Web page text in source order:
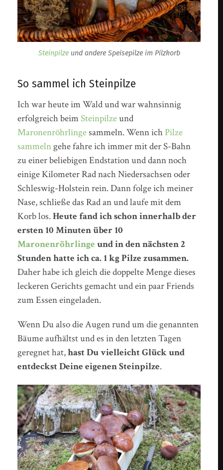
Steinpilzeund andere Speisepilze im Pilzkorb
So sammel ich Steinpilze
Ich war heute im Wald und war wahnsinnig
erfolgreich beim Steinpilzeund
Maronenröhrlingesammeln. Wenn ich Pilze
sammelngehe fahre ich immer mit der S-Bahn
zu einer beliebigen Endstation und dann noch
einige Kilometer Rad nach Niedersachsen oder
Schleswig-Holstein rein. Dann folge ich meiner
Nase, schließe das Rad an und laufe mit dem
Korb los.Heute fand ich schon innerhalb der
ersten 10 Minuten über 10
Maronenröhrlinge und in den nächsten 2
Stunden hatte ich ca. 1 kg Pilze zusammen.
Daher habe ich gleich die doppelte Menge dieses
leckeren Gerichts gemacht und ein paar Friends
zum Essen eingeladen.
Wenn Du also die Augen rund um die genannten
Bäume aufhältst und es in den letzten Tagen
geregnet hat,hast Du vielleicht Glück und
entdeckst Deine eigenen Steinpilze.